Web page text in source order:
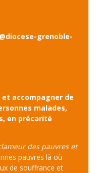
grenoble-
accompagner de
malades,
en précarité
des pauvres et
pauvres là où
de souffrance et